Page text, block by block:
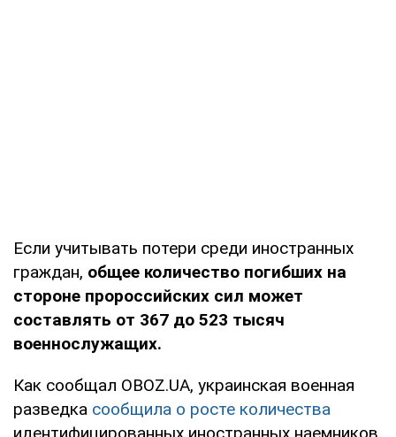
Если учитывать потери среди иностранных
граждан, общее количество погибших на
стороне пророссийских сил может
составлять от 367 до 523 тысяч
военнослужащих.
Как сообщал OBOZ.UA, украинская военная
разведка сообщила о росте количества